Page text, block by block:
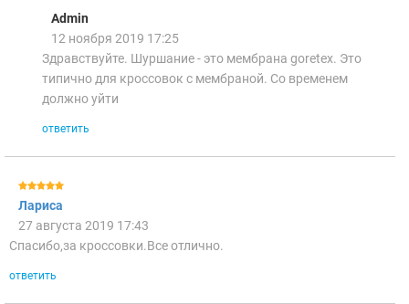
Admin
12 ноября 2019 17:25
Здравствуйте. Шуршание - это мембрана goretex. Это
типично для кроссовок с мембраной. Со временем
должно уйти
ответить
Лариса
27 августа 2019 17:43
Спасибо,за кроссовки.Все отлично.
ответить